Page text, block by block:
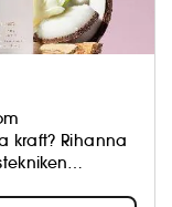
kraft? Rihanna
för ett